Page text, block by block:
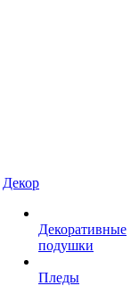
Декор
Декоративные
подушки
Пледы